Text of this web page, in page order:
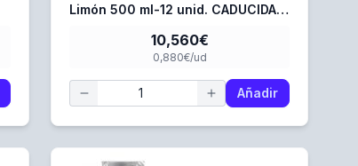
Limón 500 ml-12 unid. CADUCIDAD
10,560€
0,880€/ud
Añadir